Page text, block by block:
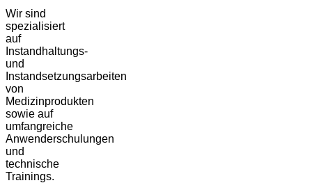
Wir sind
spezialisiert
auf
Instandhaltungs-
und
Instandsetzungsarbeiten
von
Medizinprodukten
sowie auf
umfangreiche
Anwenderschulungen
und
technische
Trainings.